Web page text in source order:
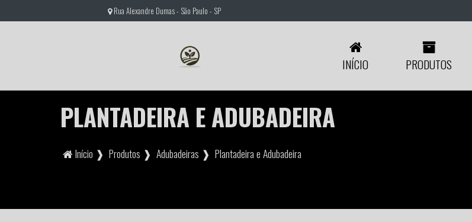
Rua Alexandre Dumas - São Paulo - SP
INÍCIO PRODUTOS
PLANTADEIRA E ADUBADEIRA
Início ❱ Produtos ❱ Adubadeiras ❱ Plantadeira e Adubadeira